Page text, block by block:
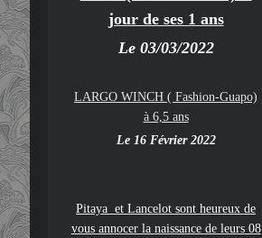
jour de ses 1 ans
Le 03/03/2022
LARGO WINCH ( Fashion-Guapo)
à 6,5 ans
Le 16 Février 2022
Pitaya et Lancelot sont heureux de
vous annocer la naissance de leurs 08